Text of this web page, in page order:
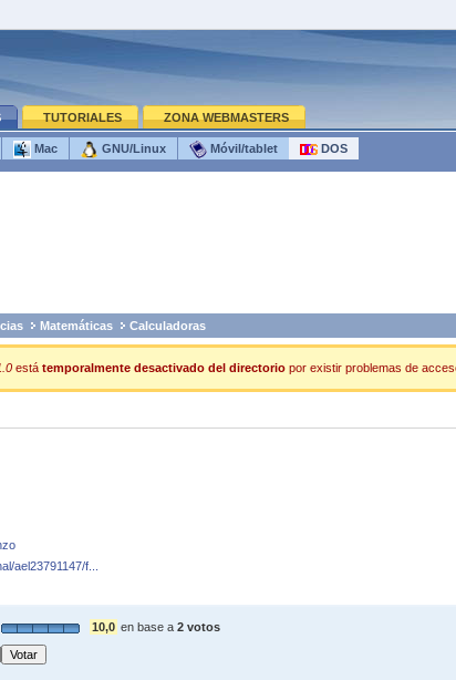
TUTORIALES ZONA WEBMASTERS
Mac GNU/Linux Móvil/tablet DOS
Matemáticas Calculadoras
está temporalmente desactivado del directoriopor existir problemas de
ael23791147/f...
10,0 en base a 2 votos